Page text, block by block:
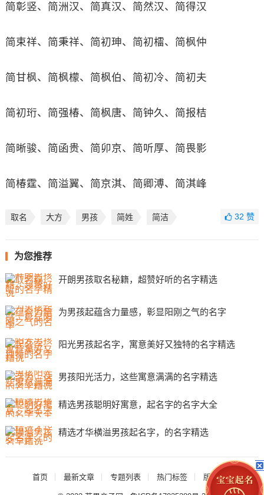
简彰竖、简洲汉、简真汉、简然汉、简得汉
简束祥、简秉祥、简初珅、简初檑、简枫仲
简甘枫、简枫檬、简枫伯、简初冷、简初夫
简初珩、简强椿、简枫唐、简钟久、简报桔
简晰骏、简函贵、简卯京、简听厚、简畏影
简椿霆、简溢翼、简京淇、简卿溥、简淇峰
取名 大方 男孩 简姓 简洁 32赞
为您推荐
开朗男孩取名秘籍，超赞好听的名字精选
为男孩起蕴含力量感，彰显阳刚之气的名字
阳光男孩起名字，寓意美好又独特的名字精选
男孩阳光活力，这些寓意满满的名字精选
精选男孩聪明好寓意，起名字的名字大全
精选才华横溢男孩起名字，的名字精选
首页 最新文章 专题列表 热门标签 版权声明